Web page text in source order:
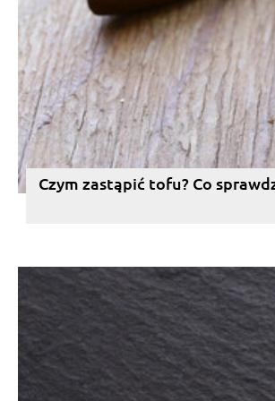
Czym zastąpić tofu? Co